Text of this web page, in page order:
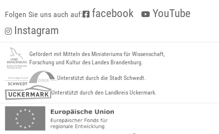
Folgen Sie uns auch auf: facebook
YouTube
Instagram
Gefördert mit Mitteln des Ministeriums für Wissenschaft,
Forschung und Kultur des Landes Brandenburg.
Unterstützt durch die Stadt Schwedt.
Unterstützt durch den Landkreis Uckermark.